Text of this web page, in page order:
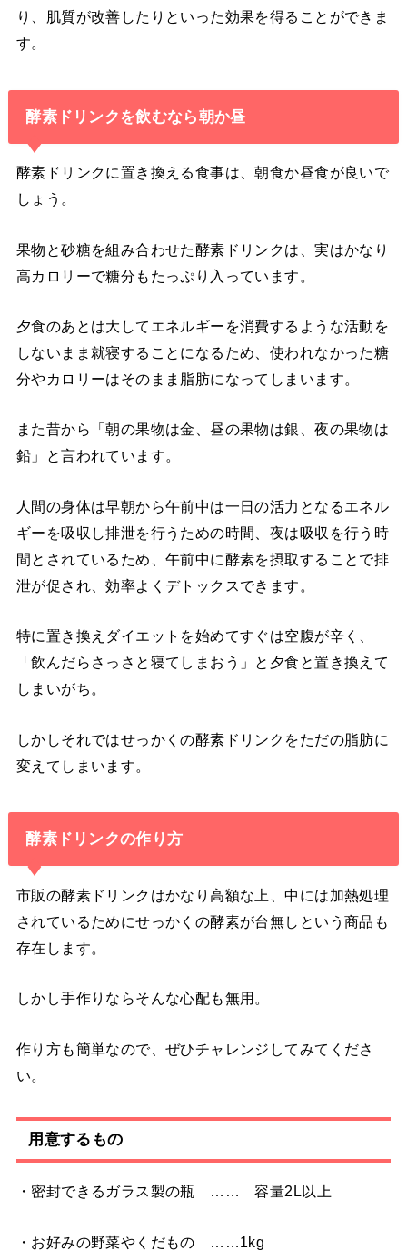
り、肌質が改善したりといった効果を得ることができま
す。
酵素ドリンクを飲むなら朝か昼
酵素ドリンクに置き換える食事は、朝食か昼食が良いで
しょう。
果物と砂糖を組み合わせた酵素ドリンクは、実はかなり
高カロリーで糖分もたっぷり入っています。
夕食のあとは大してエネルギーを消費するような活動を
しないまま就寝することになるため、使われなかった糖
分やカロリーはそのまま脂肪になってしまいます。
また昔から「朝の果物は金、昼の果物は銀、夜の果物は
鉛」と言われています。
人間の身体は早朝から午前中は一日の活力となるエネル
ギーを吸収し排泄を行うための時間、夜は吸収を行う時
間とされているため、午前中に酵素を摂取することで排
泄が促され、効率よくデトックスできます。
特に置き換えダイエットを始めてすぐは空腹が辛く、
「飲んだらさっさと寝てしまおう」と夕食と置き換えて
しまいがち。
しかしそれではせっかくの酵素ドリンクをただの脂肪に
変えてしまいます。
酵素ドリンクの作り方
市販の酵素ドリンクはかなり高額な上、中には加熱処理
されているためにせっかくの酵素が台無しという商品も
存在します。
しかし手作りならそんな心配も無用。
作り方も簡単なので、ぜひチャレンジしてみてくださ
い。
用意するもの
・密封できるガラス製の瓶 …… 容量2L以上
・お好みの野菜やくだもの ……1kg